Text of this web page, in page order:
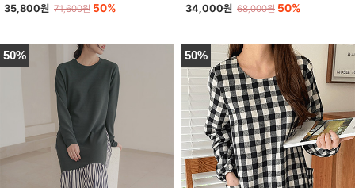
35,800원 71,600원 50% 34,000원 68,000원 50%
50% 50%